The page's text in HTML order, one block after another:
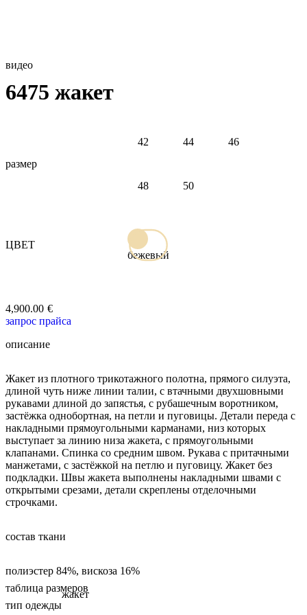
видео
6475 жакет
размер
42 44 46
48 50
ЦВЕТ
бежевый
€
4,900.00
запрос прайса
описание
Жакет из плотного трикотажного полотна, прямого силуэта,
длиной чуть ниже линии талии, с втачными двухшовными
рукавами длиной до запястья, с рубашечным воротником,
застёжка однобортная, на петли и пуговицы. Детали переда с
накладными прямоугольными карманами, низ которых
выступает за линию низа жакета, с прямоугольными
клапанами. Спинка со средним швом. Рукава с притачными
манжетами, с застёжкой на петлю и пуговицу. Жакет без
подкладки. Швы жакета выполнены накладными швами с
открытыми срезами, детали скреплены отделочными
строчками.
состав ткани
полиэстер 84%, вискоза 16%
таблица размеров
тип одежды
жакет